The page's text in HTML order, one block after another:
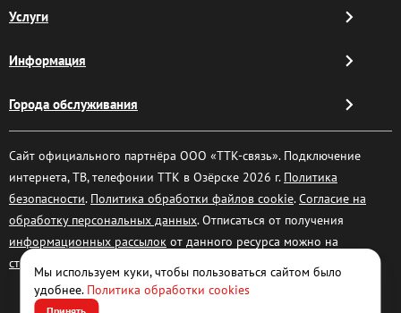
Услуги
Информация
Города обслуживания
Сайт официального партнёра ООО «ТТК-связь». Подключение
интернета, ТВ, телефонии ТТК в Озёрске 2026 г. Политика
безопасности. Политика обработки файлов cookie.Согласие на
обработку персональных данных. Отписаться от получения
информационных рассылок от данного ресурса можно на
странице
Мы используем куки, чтобы пользоваться сайтом было
удобнее. Политика обработки cookies